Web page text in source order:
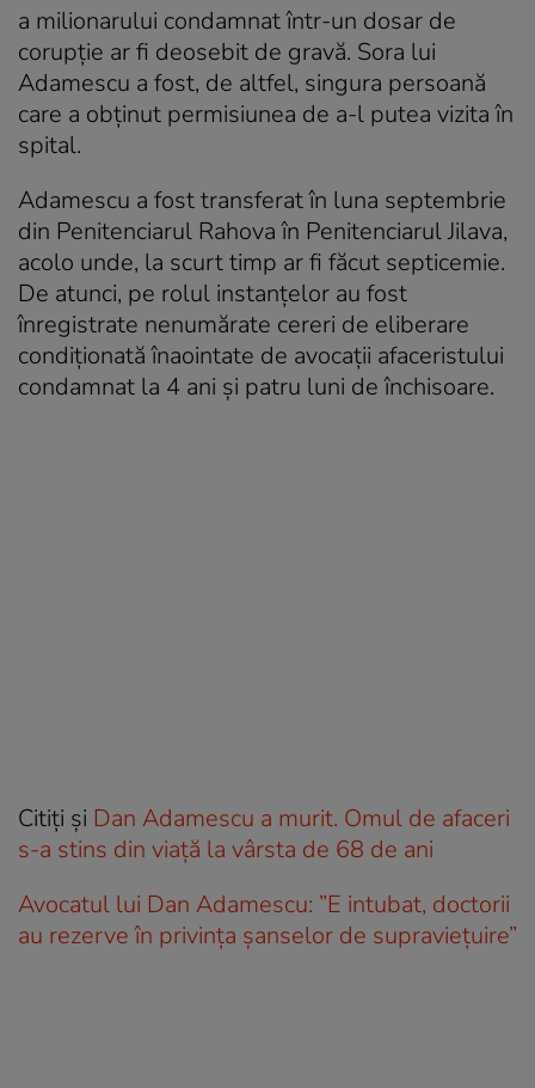
a milionarului condamnat într-un dosar de
corupție ar fi deosebit de gravă. Sora lui
Adamescu a fost, de altfel, singura persoană
care a obținut permisiunea de a-l putea vizita în
spital.
Adamescu a fost transferat în luna septembrie
din Penitenciarul Rahova în Penitenciarul Jilava,
acolo unde, la scurt timp ar fi făcut septicemie.
De atunci, pe rolul instanțelor au fost
înregistrate nenumărate cereri de eliberare
condiționată înaointate de avocații afaceristului
condamnat la 4 ani și patru luni de închisoare.
Citiți și Dan Adamescu a murit. Omul de afaceri
s-a stins din viață la vârsta de 68 de ani
Avocatul lui Dan Adamescu: ”E intubat, doctorii
au rezerve în privința șanselor de supraviețuire”